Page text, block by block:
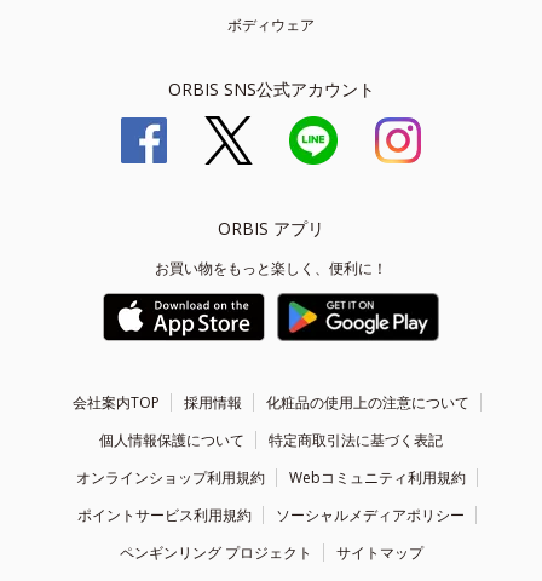
ボディウェア
ORBIS SNS公式アカウント
ORBIS アプリ
お買い物をもっと楽しく、便利に！
会社案内TOP 採用情報
化粧品の使用上の注意について
個人情報保護について
特定商取引法に基づく表記
オンラインショップ利用規約
Webコミュニティ利用規約
ポイントサービス利用規約
ソーシャルメディアポリシー
ペンギンリング プロジェクト
サイトマップ